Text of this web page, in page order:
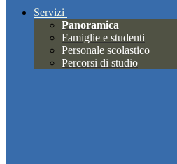
Servizi
Panoramica
Famiglie e studenti
Personale scolastico
Percorsi di studio